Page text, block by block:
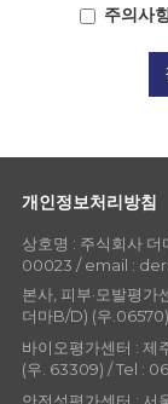
주의사
개인정보처리방침
상호명 : 주식회사
00023 / email :
본사, 피부·모발평가
더마B/D) (우
바이오평가센터 :
(우. 63309) / Tel :